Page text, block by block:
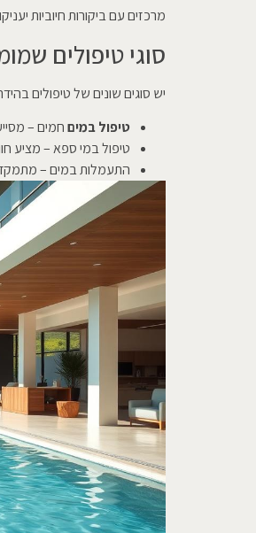
מרכזים עם ביקורות חיוביות
סוגי טיפולים
יש סוגים שונים של טיפולים
טיפול במיםחמים –
טיפול במי ספא – מציע
התעמלות במים –